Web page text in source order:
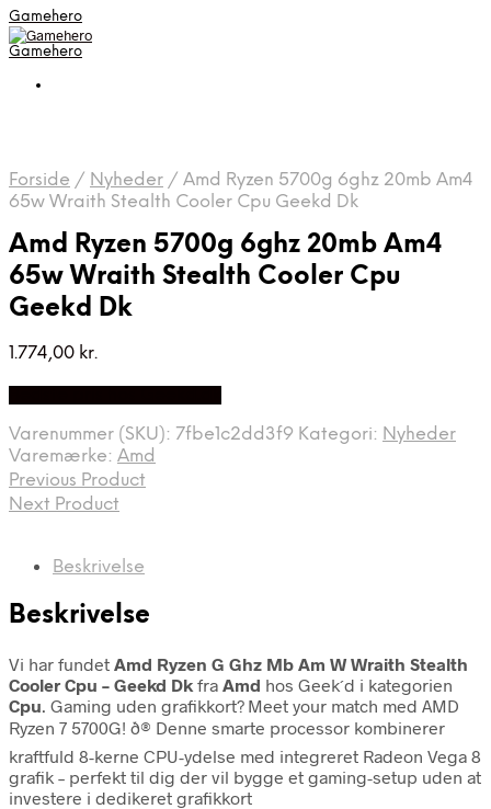
Gamehero
Gamehero
Forside / Nyheder / Amd Ryzen 5700g 6ghz 20mb Am4
65w Wraith Stealth Cooler Cpu Geekd Dk
Amd Ryzen 5700g 6ghz 20mb Am4
65w Wraith Stealth Cooler Cpu
Geekd Dk
1.774,00 kr.
Varenummer (SKU): 7fbe1c2dd3f9 Kategori: Nyheder
Varemærke: Amd
Previous Product
Next Product
Beskrivelse
Beskrivelse
Vi har fundet Amd Ryzen G Ghz Mb Am W Wraith Stealth
Cooler Cpu – Geekd Dk fra Amd hos Geek´d i kategorien
Cpu. Gaming uden grafikkort? Meet your match med AMD
Ryzen 7 5700G! ð® Denne smarte processor kombinerer
kraftfuld 8-kerne CPU-ydelse med integreret Radeon Vega 8
grafik – perfekt til dig der vil bygge et gaming-setup uden at
investere i dedikeret grafikkort